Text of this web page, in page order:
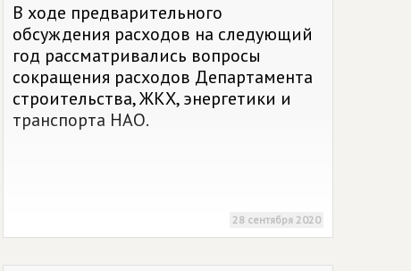
В ходе предварительного
обсуждения расходов на следующий
год рассматривались вопросы
сокращения расходов Департамента
строительства, ЖКХ, энергетики и
транспорта НАО.
28 сентября 2020